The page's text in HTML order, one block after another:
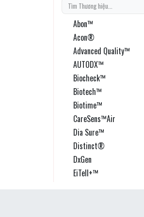
Abon™
Acon®
Advanced Quality™
AUTODX™
Biocheck™
Biotech™
Biotime™
CareSens™Air
Dia Sure™
Distinct®
DxGen
EiTell+™